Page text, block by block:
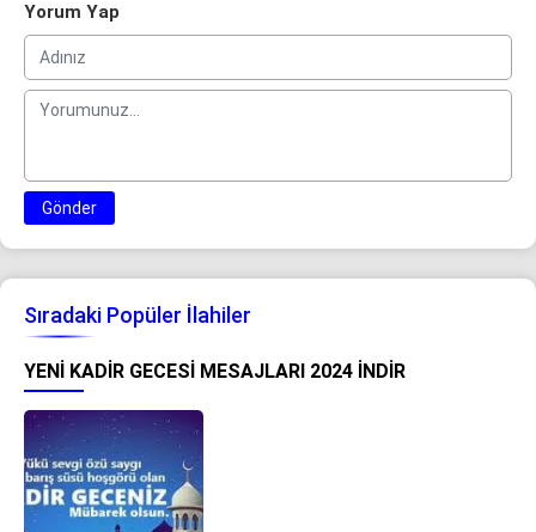
Yorum Yap
Gönder
Sıradaki Popüler İlahiler
YENI KADIR GECESI MESAJLARI 2024 İNDIR